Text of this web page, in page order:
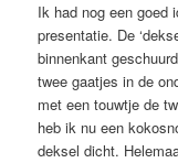
Ik had nog een goed
presentatie. De
binnenkant
twee gaatjes in de
met een touwtje de
heb ik nu een
deksel dicht.